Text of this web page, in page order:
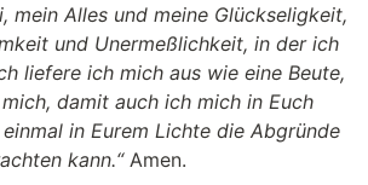
mein Alles und meine Glückseligkeit,
und Unermeßlichkeit, in der ich
liefere ich mich aus wie eine Beute,
damit auch ich mich in Euch
in Eurem Lichte die Abgründe
kann.“Amen.